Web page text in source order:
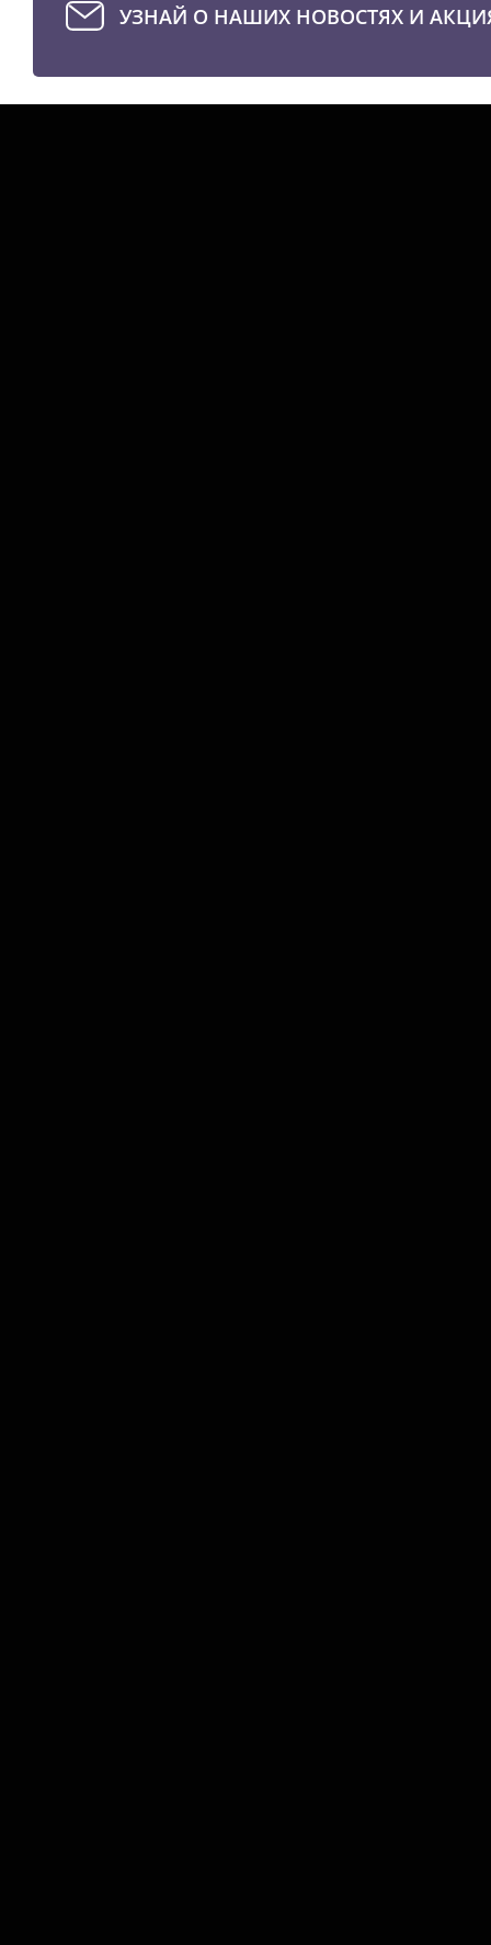
УЗНАЙ О НАШИХ НОВОСТЯХ И